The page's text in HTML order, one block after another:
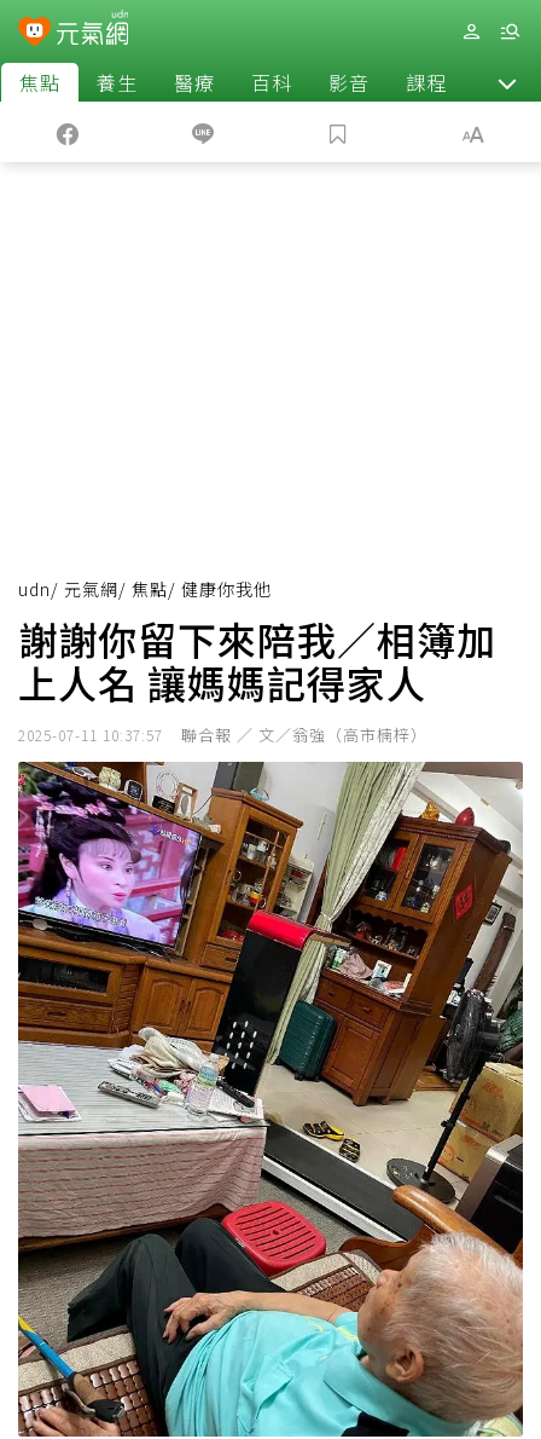
焦點 養生 醫療 百科 影音 課程 退休
udn/ 元氣網/ 焦點/ 健康你我他
謝謝你留下來陪我／相簿加
上人名 讓媽媽記得家人
2025-07-11 10:37:57 聯合報 ／ 文／翁強（高市楠梓）